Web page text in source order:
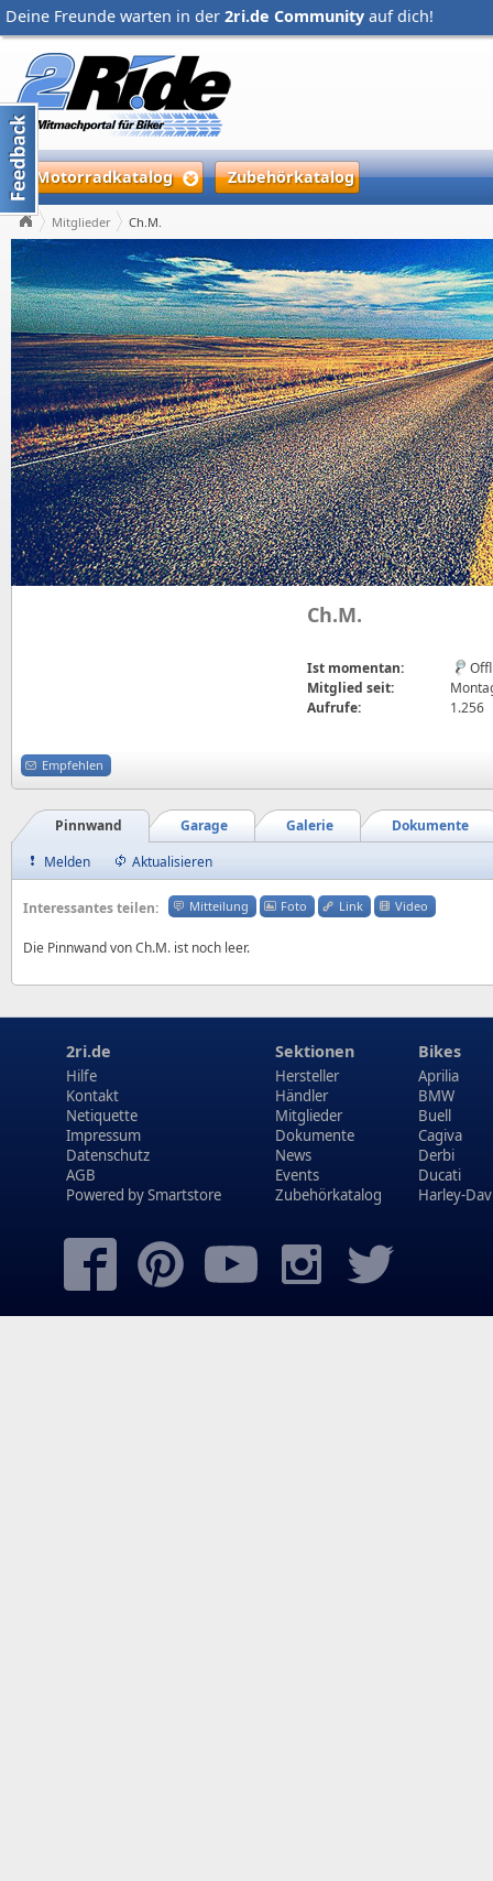
Deine Freunde warten in der 2ri.de Community auf dich!
Motorradkatalog Zubehörkatalog
Mitglieder Ch.M.
Ch.M.
Ist momentan:
Mitglied seit:
Aufrufe:
1.256
Empfehlen
Dokumente
Galerie
Garage
Pinnwand
Melden
Aktualisieren
Interessantes teilen: Mitteilung Foto Link Video
Die Pinnwand von Ch.M. ist noch leer.
2ri.de
Hilfe
Kontakt
Netiquette
Impressum
Datenschutz
AGB
Powered bySmartstore
Sektionen
Hersteller
Händler
Mitglieder
Dokumente
News
Events
Zubehörkatalog
Bikes
Aprilia
BMW
Buell
Cagiva
Derbi
Ducati
Harley-